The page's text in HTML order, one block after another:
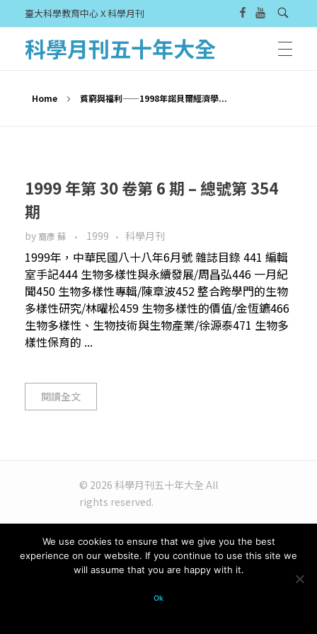
臺大科學教育中心 X 科學月刊
科學月刊五十年大全
Home 貧窮與福利——1998年諾貝爾經濟學...
1999 年第 30 卷第 6 期 – 總號第 354
期
by 裔彥 蘇 1999 科學月刊
1999年，中華民國八十八年6月號 雜誌目錄 441 編輯
室手記444 生物多樣性與永續發展/周昌弘446 一月紀
聞450 生物多樣性專輯/陳章波452 整合跨學門的生物
多樣性研究/林曜松459 生物多樣性的價值/金恆鑣466
生物多樣性、生物技術與生物產業/徐源泰471 生物多
樣性保育的 ...
閱讀全文
© 2026 科學月刊五十年大全 All
rights reserved.
We use cookies to ensure that we give you the best
experience on our website. If you continue to use this site we
will assume that you are happy with it.
Ok